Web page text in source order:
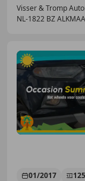
Visser & Tromp
NL-1822 BZ
01/2017